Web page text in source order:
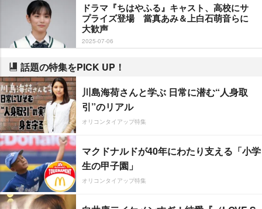
ドラマ『ちはやふる』キャスト、高校にサ
プライズ登場 當真あみ＆上白石萌音らに
大歓声
2025-07-06
話題の特集をPICK UP！
川島海荷さんと学ぶ 日常に潜む“人身取
引”のリアル
オリコンタイアップ特集
マクドナルドが40年にわたり支える「小学
生の甲子園」
オリコンタイアップ特集